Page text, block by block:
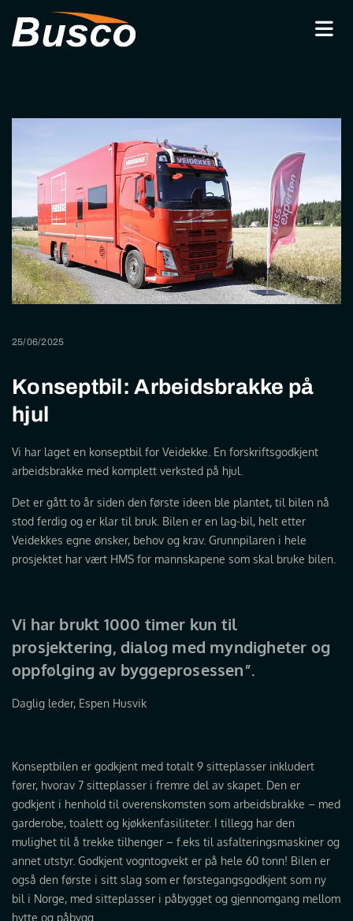
25/06/2025
Konseptbil: Arbeidsbrakke på
hjul
Vi har laget en konseptbil for Veidekke. En forskriftsgodkjent
arbeidsbrakke med komplett verksted på hjul.
Det er gått to år siden den første ideen ble plantet, til bilen nå
stod ferdig og er klar til bruk. Bilen er en lag-bil, helt etter
Veidekkes egne ønsker, behov og krav. Grunnpilaren i hele
prosjektet har vært HMS for mannskapene som skal bruke bilen.
Vi har brukt 1000 timer kun til
prosjektering, dialog med myndigheter og
oppfølging av byggeprosessen”.
Daglig leder, Espen Husvik
Konseptbilen er godkjent med totalt 9 sitteplasser inkludert
fører, hvorav 7 sitteplasser i fremre del av skapet. Den er
godkjent i henhold til overenskomsten som arbeidsbrakke – med
garderobe, toalett og kjøkkenfasiliteter. I tillegg har den
mulighet til å trekke tilhenger – f.eks til asfalteringsmaskiner og
annet utstyr. Godkjent vogntogvekt er på hele 60 tonn! Bilen er
også den første i sitt slag som er førstegangsgodkjent som ny
bil i Norge, med sitteplasser i påbygget og gjennomgang mellom
hytte og påbygg.